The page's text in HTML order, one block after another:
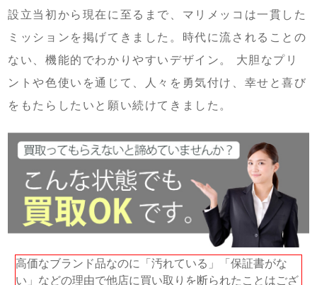
設立当初から現在に至るまで、マリメッコは一貫した
ミッションを掲げてきました。時代に流されることの
ない、機能的でわかりやすいデザイン。 大胆なプリ
ントや色使いを通じて、人々を勇気付け、幸せと喜び
をもたらしたいと願い続けてきました。
高価なブランド品なのに「汚れている」「保証書がな
い」などの理由で他店に買い取りを断られたことはござ